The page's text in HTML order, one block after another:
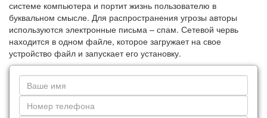
системе компьютера и портит жизнь пользователю в
буквальном смысле. Для распространения угрозы авторы
используются электронные письма – спам. Сетевой червь
находится в одном файле, которое загружает на свое
устройство файл и запускает его установку.